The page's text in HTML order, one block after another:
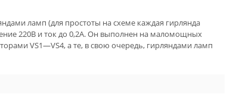
ламп (для простоты на схеме каждая гирлянда
220В и ток до 0,2А. Он выполнен на маломощных
VS1—VS4, а те, в свою очередь, гирляндами ламп